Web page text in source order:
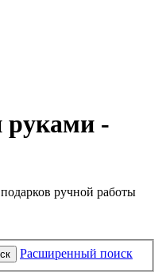
руками -
ручной работы
Расширенный поиск